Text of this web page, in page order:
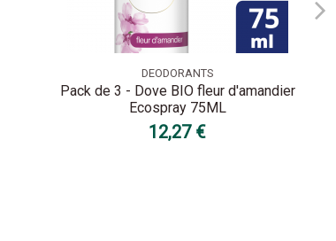
DEODORANTS
Pack de 3 - Dove BIO fleur d'amandier
Ecospray 75ML
12,27 €